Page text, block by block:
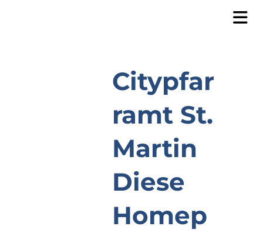
Citypfar
ramt St.
Martin
Diese
Homep